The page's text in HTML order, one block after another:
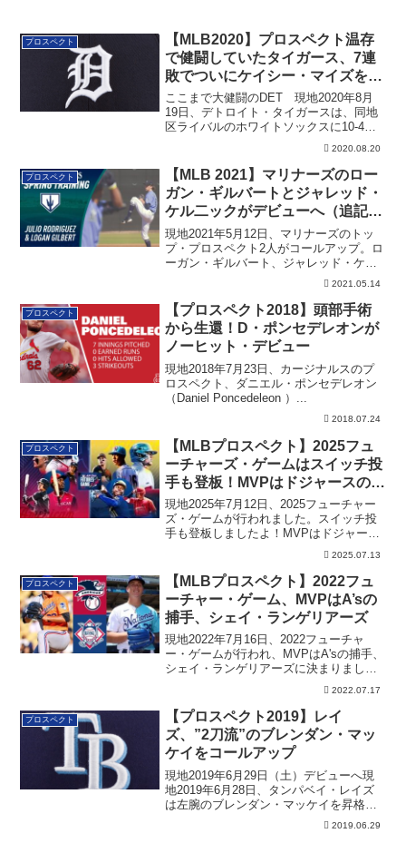
プロスペクト
【MLB2020】プロスペクト温存
で健闘していたタイガース、7連
敗でついにケイシー・マイズをコ
ールアップ
ここまで大健闘のDET 現地2020年8月
19日、デトロイト・タイガースは、同地
区ライバルのホワイトソックスに10-4
2020.08.20
プロスペクト
【MLB 2021】マリナーズのロー
ガン・ギルバートとジャレッド・
ケル二ックがデビューへ（追記あ
り）
現地2021年5月12日、マリナーズのトッ
プ・プロスペクト2人がコールアップ。ロ
ーガン・ギルバート、ジャレッド・ケル
2021.05.14
プロスペクト
【プロスペクト2018】頭部手術
から生還！D・ポンセデレオンが
ノーヒット・デビュー
現地2018年7月23日、カージナルスのプ
ロスペクト、ダニエル・ポンセデレオン
（Daniel Poncedeleon ）...
2018.07.24
プロスペクト
【MLBプロスペクト】2025フュ
ーチャーズ・ゲームはスイッチ投
手も登板！MVPはドジャースのホ
スエ・デポーラに決定！
現地2025年7月12日、2025フューチャー
ズ・ゲームが行われました。スイッチ投
手も登板しましたよ！MVPはドジャース
のホスエ・デポーラに決定です。2025.07.13
プロスペクト
【MLBプロスペクト】2022フュ
ーチャー・ゲーム、MVPはA’sの
捕手、シェイ・ランゲリアーズ
現地2022年7月16日、2022フューチャ
ー・ゲームが行われ、MVPはA'sの捕手、
シェイ・ランゲリアーズに決まりまし
2022.07.17
プロスペクト
【プロスペクト2019】レイ
ズ、”2刀流”のブレンダン・マッ
ケイをコールアップ
現地2019年6月29日（土）デビューへ現
地2019年6月28日、タンパベイ・レイズ
は左腕のブレンダン・マッケイを昇格
2019.06.29